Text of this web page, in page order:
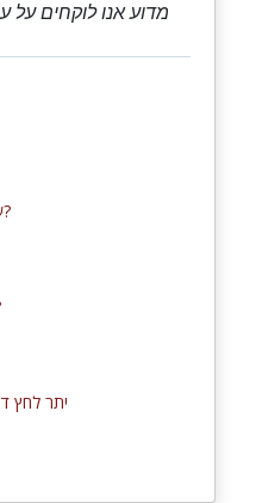
מדוע אנו לוקחים על
על מה אנו חולמים?
יתר לחץ